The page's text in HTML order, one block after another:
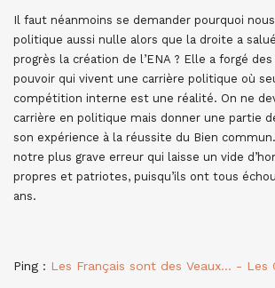
Il faut néanmoins se demander pourquoi
politique aussi nulle alors que la droite a
progrès la création de l’ENA ? Elle a forgé
pouvoir qui vivent une carrière politique où
compétition interne est une réalité. On ne
carrière en politique mais donner une partie
son expérience à la réussite du Bien
notre plus grave erreur qui laisse un vide
propres et patriotes, puisqu’ils ont tous
ans.
Ping : Les Français sont des Veaux… - Les